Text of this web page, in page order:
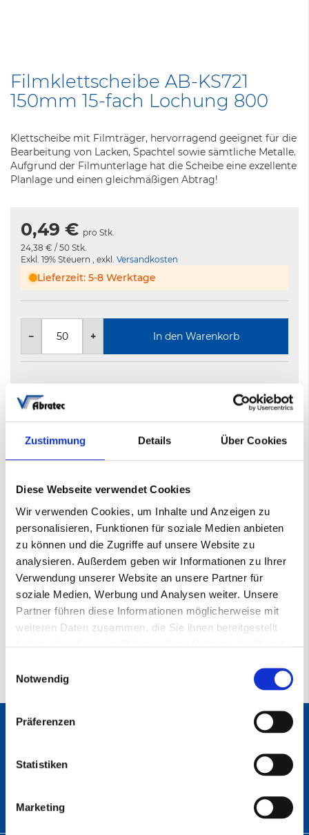
Zustimmung Details Über Cookies
Diese Webseite verwendet Cookies
Wir verwenden Cookies, um Inhalte und Anzeigen zu
personalisieren, Funktionen für soziale Medien anbieten
zu können und die Zugriffe auf unsere Website zu
analysieren. Außerdem geben wir Informationen zu Ihrer
Verwendung unserer Website an unsere Partner für
soziale Medien, Werbung und Analysen weiter. Unsere
Partner führen diese Informationen möglicherweise mit
weiteren Daten zusammen, die Sie ihnen bereitgestellt
Notwendig
Präferenzen
Statistiken
Marketing
Anfang
der
Bildergalerie
Filmklettscheibe AB-KS721
150mm 15-fach Lochung 800
Klettscheibe mit Filmträger, hervorragend geeignet für die
Bearbeitung von Lacken, Spachtel sowie sämtliche Metalle.
Aufgrund der Filmunterlage hat die Scheibe eine exzellente
Planlage und einen gleichmäßigen Abtrag!
0,49 € pro Stk.
24,38 € / 50 Stk.
Exkl. 19% Steuern , exkl. Versandkosten
Lieferzeit: 5-8 Werktage
− + In den Warenkorb
010451132
AB-KS721
150mm 15-fach Lochung
Datenblatt
AB-KS 721 Klettscheiben (PDF)
33729 Bielefeld